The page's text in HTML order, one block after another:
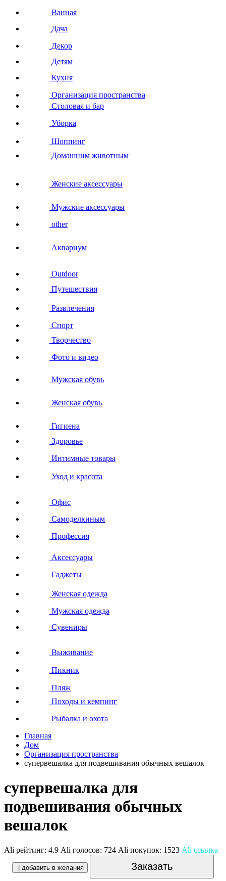
Ванная
Дача
Декор
Детям
Кухня
Организация пространства
Столовая и бар
Уборка
Шоппинг
Домашним животным
Женские аксессуары
Мужские аксессуары
other
Аквариум
Outdoor
Путешествия
Развлечения
Спорт
Творчество
Фото и видео
Мужская обувь
Женская обувь
Гигиена
Здоровье
Интимные товары
Уход и красота
Офис
Самоделкиным
Профессия
Аксессуары
Гаджеты
Женская одежда
Мужская одежда
Сувениры
Выживание
Пикник
Пляж
Походы и кемпинг
Рыбалка и охота
Главная
Дом
Организация пространства
супервешалка для подвешивания обычных вешалок
супервешалка для
подвешивания обычных
вешалок
Ali рейтинг: 4.9 Ali голосов: 724 Ali покупок: 1523 Ali ссылка
| добавить в желания Заказать